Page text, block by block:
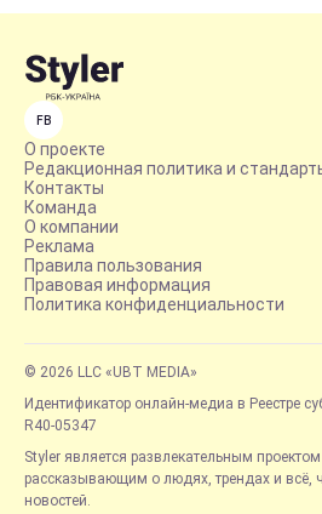
FB
О проекте
Редакционная политика и
Контакты
Команда
О компании
Реклама
Правила пользования
Правовая информация
Политика конфиденциальности
© 2026 LLC «UBT MEDIA»
Идентификатор онлайн-медиа в Реестре
R40-05347
Styler является развлекательным
рассказывающим о людях, трендах и всё,
новостей.